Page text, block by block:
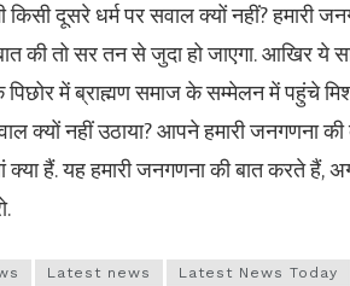
किसी दूसरे धर्म पर सवाल क्यों नहीं? हमारी
की तो सर तन से जुदा हो जाएगा. आखिर ये
पिछोर में ब्राह्मण समाज के सम्मेलन में पहुंचे
क्यों नहीं उठाया? आपने हमारी जनगणना
क्या हैं. यह हमारी जनगणना की बात करते हैं,
Latest news Latest News Today